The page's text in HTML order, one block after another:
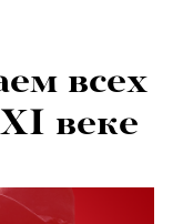
всех
веке